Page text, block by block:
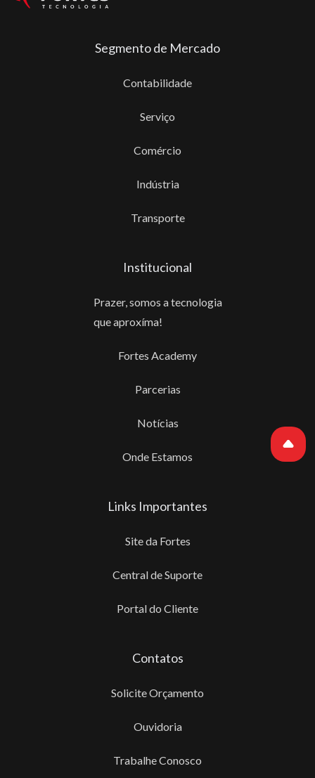
Segmento de Mercado
Contabilidade
Serviço
Comércio
Indústria
Transporte
Institucional
Prazer, somos a tecnologia
que aproxíma!
Fortes Academy
Parcerias
Notícias
Onde Estamos
Links Importantes
Site da Fortes
Central de Suporte
Portal do Cliente
Contatos
Solicite Orçamento
Ouvidoria
Trabalhe Conosco